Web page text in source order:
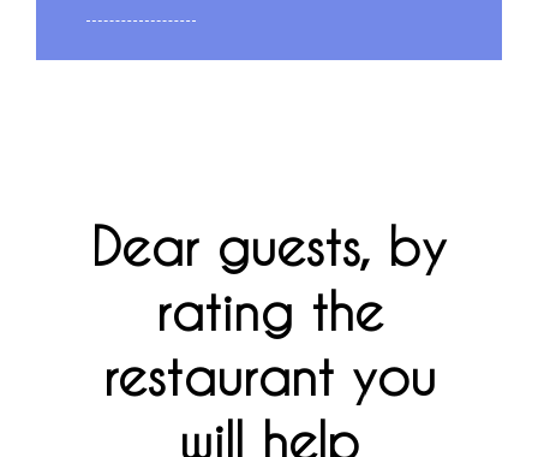
Dear guests, by
rating the
restaurant you
will help